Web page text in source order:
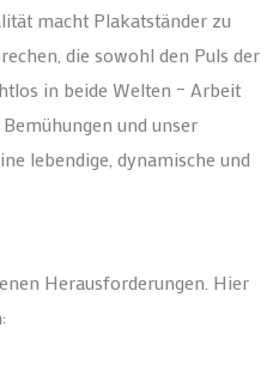
macht Plakatständer zu
die sowohl den Puls der
in beide Welten – Arbeit
und unser
lebendige, dynamische und
Herausforderungen. Hier